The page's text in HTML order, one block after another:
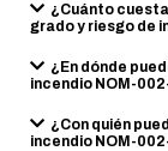
¿Cuánto
grado y riesgo de
¿En dónde
incendio NOM-
¿Con quién
incendio NOM-